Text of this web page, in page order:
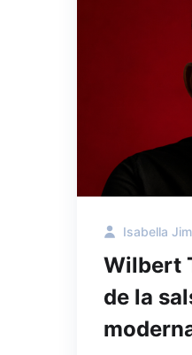
Isabella
Wilbert
de la